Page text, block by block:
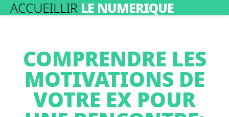
ACCUEILLIR LE NUMERIQUE
COMPRENDRE LES
MOTIVATIONS DE
VOTRE EX POUR